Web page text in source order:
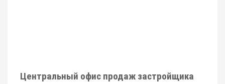
Центральный офис продаж застройщика